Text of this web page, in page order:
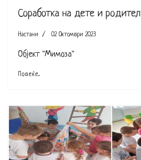
Соработка на дете и родител
Настани 02 Октомври 2023
Објект "Мимоза"
Повеќе...